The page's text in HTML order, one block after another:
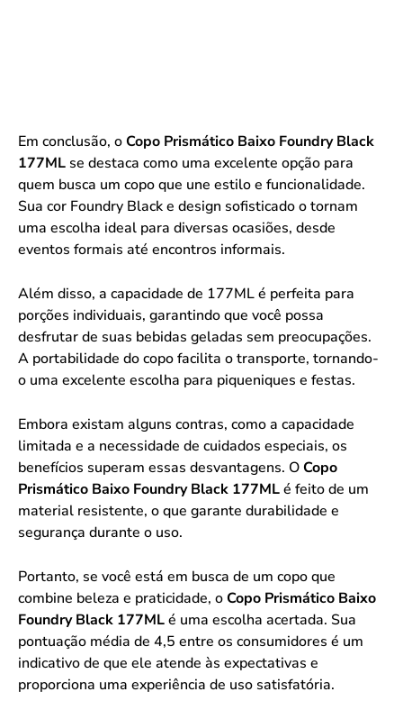
Em conclusão, oCopo Prismático Baixo Foundry Black
177ML se destaca como uma excelente opção para
quem busca um copo que une estilo e funcionalidade.
Sua cor Foundry Black e design sofisticado o tornam
uma escolha ideal para diversas ocasiões, desde
eventos formais até encontros informais.
Além disso, a capacidade de 177ML é perfeita para
porções individuais, garantindo que você possa
desfrutar de suas bebidas geladas sem preocupações.
A portabilidade do copo facilita o transporte, tornando-
o uma excelente escolha para piqueniques e festas.
Embora existam alguns contras, como a capacidade
limitada e a necessidade de cuidados especiais, os
benefícios superam essas desvantagens. OCopo
Prismático Baixo Foundry Black 177MLé feito de um
material resistente, o que garante durabilidade e
segurança durante o uso.
Portanto, se você está em busca de um copo que
combine beleza e praticidade, oCopo Prismático Baixo
Foundry Black 177MLé uma escolha acertada. Sua
pontuação média de 4,5 entre os consumidores é um
indicativo de que ele atende às expectativas e
proporciona uma experiência de uso satisfatória.